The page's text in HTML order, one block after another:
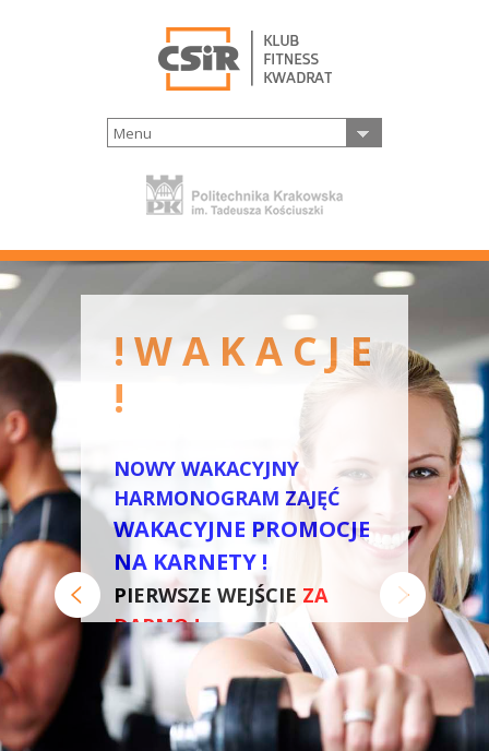
Menu
! W A K A C J E
!
NOWY WAKACYJNY
HARMONOGRAM ZAJĘĆ
WAKACYJNE PROMOCJE
NA KARNETY !
PIERWSZE WEJŚCIE ZA
DARMO !